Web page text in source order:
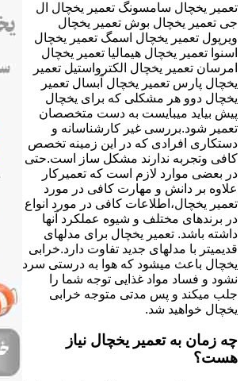
تعمیر یخچال سامسونگ تعمیر یخچال ال
جی تعمیر یخچال بوش تعمیر یخچال
ویرپول تعمیر یخچال اسمگ تعمیر یخچال
اسنوا تعمیر یخچال هیمالیا تعمیر یخچال
امرسان تعمیر یخچال الکترواستیل تعمیر
یخچال پارس تعمیر یخچال آبسال تعمیر
یخچال دوو هر مشکلی که برای یخچال
پیش بیاید میبایست به دست متخصصان
تعمیر شود.بررسی غیر کارشناسانه و
دستکاری افرادی که در این زمینه تخصص
کافی وتجربه ندارند مشکل ساز است.حتی
در بعضی موارد لازم است که تعمیرکار
علاوه بر دانش و مهارت کافی در مورد
تعمیر یخچال،اطلاعات کافی در مورد انواع
در برندهای مختلف و شیوه عملکرد آنها
داشته باشد. تعمیر یخچال برای مدلهای
قدیمیتر با مدل‍های جدید تفاوت دارد.خرابی
یخچال باعث میشود که هوا به درستی سرد
نشود و فساد مواد غذایی توجه شما را
جلب میکند و پس مدتی متوجه خرابی
یخچال خواهید شد.
چه زمان به تعمیر یخچال نیاز
هست؟